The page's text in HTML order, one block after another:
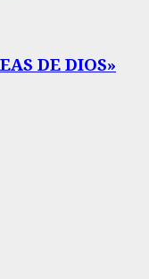
DE DIOS»